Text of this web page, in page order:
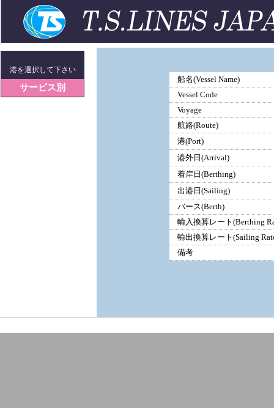
港を選択して下さい
サービス別
船名(Vessel Name)
Vessel Code
Voyage
航路(Route)
港(Port)
港外日(Arrival)
着岸日(Berthing)
出港日(Sailing)
バース(Berth)
輸入換算レート(Berthing
輸出換算レート(Sailing
備考